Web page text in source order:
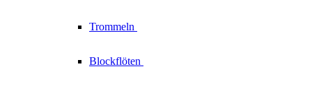
Trommeln
Blockflöten